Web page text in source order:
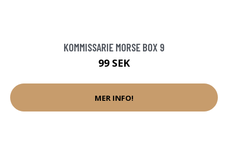
KOMMISSARIE MORSE BOX 9
99 SEK
MER INFO!